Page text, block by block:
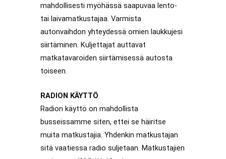
mahdollisesti myöhässä saapuvaa lento-
tai laivamatkustajaa. Varmista
autonvaihdon yhteydessä omien laukkujesi
siirtäminen. Kuljettajat auttavat
matkatavaroiden siirtämisessä autosta
toiseen.
RADION KÄYTTÖ
Radion käyttö on mahdollista
busseissamme siten, ettei se häiritse
muita matkustajia. Yhdenkin matkustajan
sitä vaatiessa radio suljetaan. Matkustajien